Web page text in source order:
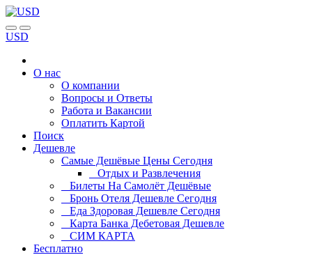
USD
О нас
О компании
Вопросы и Ответы
Работа и Вакансии
Оплатить Картой
Поиск
Дешевле
Самые Дешёвые Цены Сегодня
Отдых и Развлечения
Билеты На Самолёт Дешёвые
Бронь Отеля Дешевле Сегодня
Еда Здоровая Дешевле Сегодня
Карта Банка Дебетовая Дешевле
СИМ КАРТА
Бесплатно